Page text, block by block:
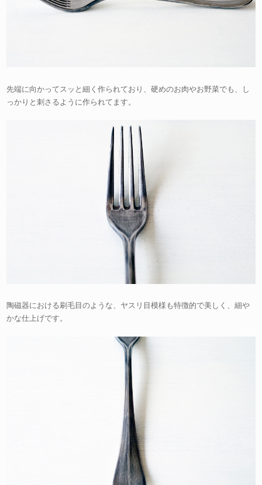
先端に向かってスッと細く作られており、硬めのお肉やお野菜でも、し
っかりと刺さるように作られてます。
陶磁器における刷毛目のような、ヤスリ目模様も特徴的で美しく、細や
かな仕上げです。